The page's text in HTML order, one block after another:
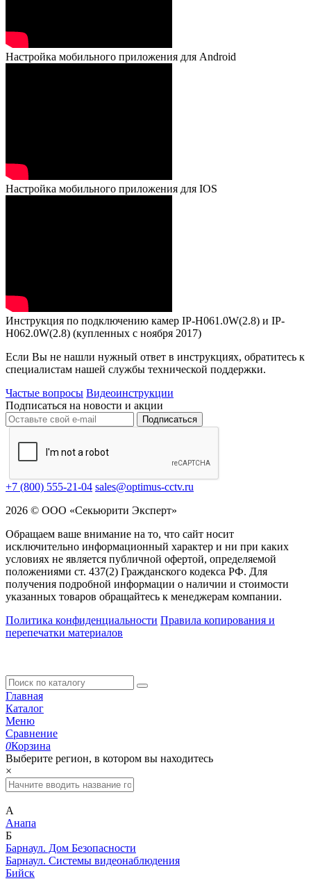
Настройка мобильного приложения для Android
Настройка мобильного приложения для IOS
Инструкция по подключению камер IP-H061.0W(2.8) и IP-
H062.0W(2.8) (купленных с ноября 2017)
Если Вы не нашли нужный ответ в инструкциях, обратитесь к
специалистам нашей службы технической поддержки.
Частые вопросы Видеоинструкции
Подписаться на новости и акции
Подписаться
+7 (800) 555-21-04 sales@optimus-cctv.ru
2026 © ООО «Секьюрити Эксперт»
Обращаем ваше внимание на то, что сайт носит
исключительно информационный характер и ни при каких
условиях не является публичной офертой, определяемой
положениями ст. 437(2) Гражданского кодекса РФ. Для
получения подробной информации о наличии и стоимости
указанных товаров обращайтесь к менеджерам компании.
Политика конфиденциальности Правила копирования и
перепечатки материалов
Главная
Каталог
Меню
Сравнение
0Корзина
Выберите регион, в котором вы находитесь
×
А
Анапа
Б
Барнаул. Дом Безопасности
Барнаул. Системы видеонаблюдения
Бийск